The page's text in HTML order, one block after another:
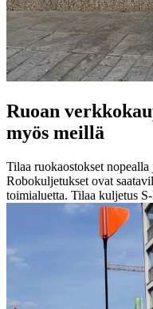
Ruoan
myös meillä
Tilaa ruokaostokset
Robokuljetukset ovat
toimialuetta. Tilaa kuljetus